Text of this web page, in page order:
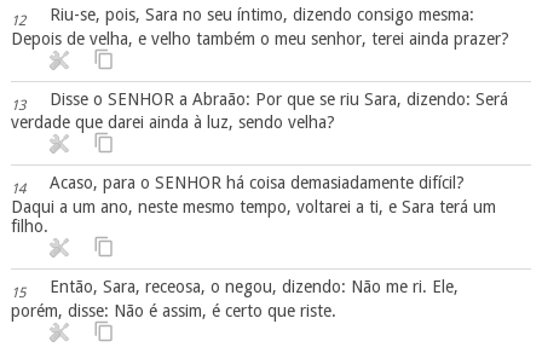
12
Riu-se, pois, Sara no seu íntimo, dizendo consigo mesma:
Depois de velha, e velho também o meu senhor, terei ainda prazer?
13
Disse o SENHOR a Abraão: Por que se riu Sara, dizendo: Será
verdade que darei ainda à luz, sendo velha?
14
Acaso, para o SENHOR há coisa demasiadamente difícil?
Daqui a um ano, neste mesmo tempo, voltarei a ti, e Sara terá um
filho.
15
Então, Sara, receosa, o negou, dizendo: Não me ri. Ele,
porém, disse: Não é assim, é certo que riste.